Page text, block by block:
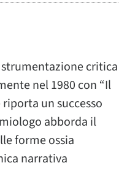
critica
nel 1980 con “Il
un successo
abborda il
forme ossia
narrativa